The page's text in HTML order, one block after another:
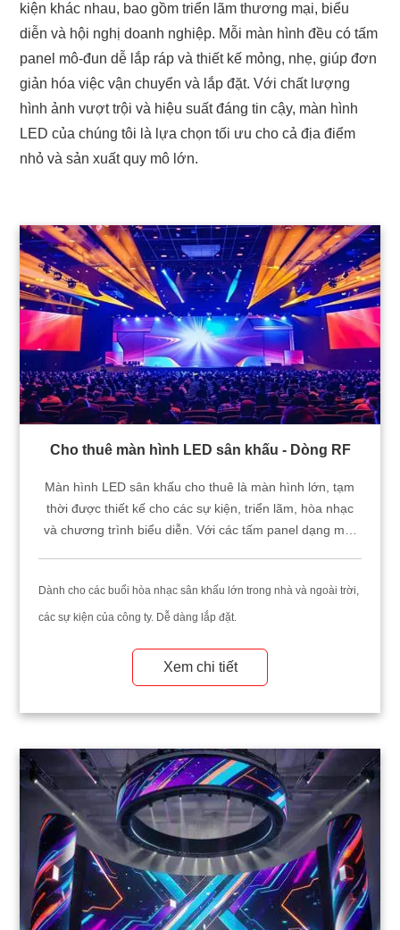
kiện khác nhau, bao gồm triển lãm thương mại, biểu
diễn và hội nghị doanh nghiệp. Mỗi màn hình đều có tấm
panel mô-đun dễ lắp ráp và thiết kế mỏng, nhẹ, giúp đơn
giản hóa việc vận chuyển và lắp đặt. Với chất lượng
hình ảnh vượt trội và hiệu suất đáng tin cậy, màn hình
LED của chúng tôi là lựa chọn tối ưu cho cả địa điểm
nhỏ và sản xuất quy mô lớn.
Cho thuê màn hình LED sân khấu - Dòng RF
Màn hình LED sân khấu cho thuê là màn hình lớn, tạm
thời được thiết kế cho các sự kiện, triển lãm, hòa nhạc
và chương trình biểu diễn. Với các tấm panel dạng mô-
độ sáng ấn tượng và màu sắc sống động, những màn
hình này lý tưởng để trình chiếu video, hình ảnh và
Dành cho các buổi hòa nhạc sân khấu lớn trong nhà và ngoài trời,
các sự kiện của công ty. Dễ dàng lắp đặt.
Xem chi tiết